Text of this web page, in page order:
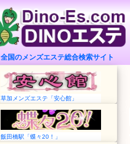
全国のメンズエステ総合検索サイト
草加メンズエステ「安心館」
飯田橋駅「蝶々20！」